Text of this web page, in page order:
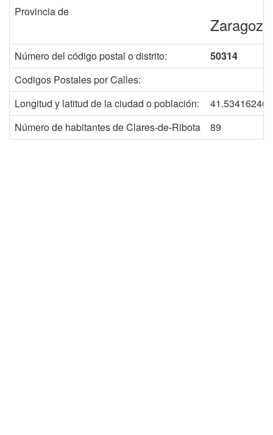
Provincia de
Zaragoza
Número del código postal o distrito:
50314
Codigos Postales por Calles:
Longitud y latitud de la ciudad o población:
Número de habitantes de Clares-de-Ribota
89